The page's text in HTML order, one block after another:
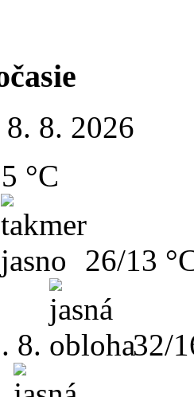
8. 8. 2026
°C
26/13
8. 32/